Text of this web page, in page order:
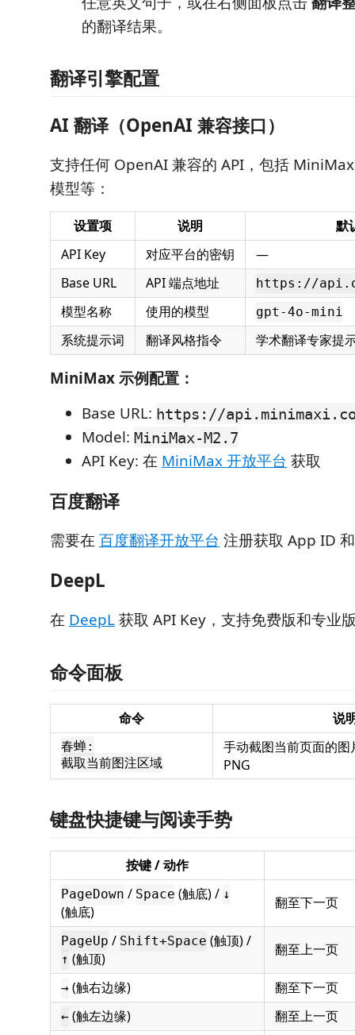
的翻译结果。
翻译引擎配置
AI 翻译（OpenAI 兼容接口）
支持任何 OpenAI 兼容的 API，包括
模型等：
设置项 说明
默
API Key
对应平台的密钥
—
Base URL
API 端点地址 https://
模型名称 使用的模型 gpt-4o-mini
系统提示词 翻译风格指令 学术翻译专家提
MiniMax 示例配置：
Base URL: https://
Model: MiniMax-M2.7
API Key: 在 MiniMax 开放平台 获取
百度翻译
需要在百度翻译开放平台 注册获取 App ID
DeepL
在 DeepL获取 API Key，支持免费版和专业
命令面板
命令 说
春蝉:
截取当前图注区域
手动截图当前页面的
PNG
键盘快捷键与阅读手势
按键 / 动作
PageDown / Space (触底) / ↓
(触底)
翻至下一页
PageUp / Shift+Space (触顶) /
↑ (触顶)
翻至上一页
→ (触右边缘) 翻至下一页
← (触左边缘) 翻至上一页